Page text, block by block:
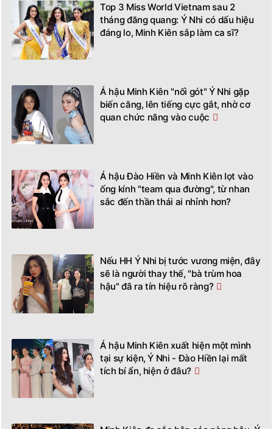
Top 3 Miss World Vietnam sau 2
tháng đăng quang: Ý Nhi có dấu hiệu
đáng lo, Minh Kiên sắp làm ca sĩ?
Á hậu Minh Kiên "nối gót" Ý Nhi gặp
biến căng, lên tiếng cực gắt, nhờ cơ
quan chức năng vào cuộc
Á hậu Đào Hiền và Minh Kiên lọt vào
ống kính "team qua đường", từ nhan
sắc đến thần thái ai nhỉnh hơn?
Nếu HH Ý Nhi bị tước vương miện, đây
sẽ là người thay thế, "bà trùm hoa
hậu" đã ra tín hiệu rõ ràng?
Á hậu Minh Kiên xuất hiện một mình
tại sự kiện, Ý Nhi - Đào Hiền lại mất
tích bí ẩn, hiện ở đâu?